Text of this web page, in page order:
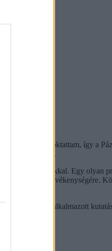
egyetemen oktattam, így a
végzem.
motiváltságukkal. Egy olyan
és marketing tevékenységére.
Alap és alkalmazott